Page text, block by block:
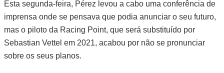
Esta segunda-feira, Pérez levou a cabo uma conferência de
imprensa onde se pensava que podia anunciar o seu futuro,
mas o piloto da Racing Point, que será substituído por
Sebastian Vettel em 2021, acabou por não se pronunciar
sobre os seus planos.